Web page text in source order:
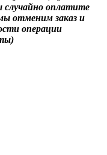
случайно оплатите
отменим заказ и
операции